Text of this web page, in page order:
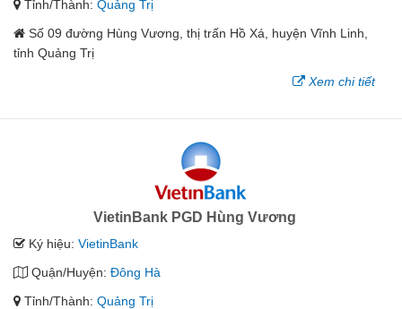
Tỉnh/Thành: Quảng Trị
Số 09 đường Hùng Vương, thị trấn Hồ Xá, huyện Vĩnh Linh,
tỉnh Quảng Trị
Xem chi tiết
VietinBank PGD Hùng Vương
Ký hiệu: VietinBank
Quận/Huyện: Đông Hà
Tỉnh/Thành: Quảng Trị